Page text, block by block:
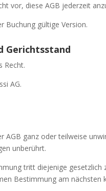
vor, diese AGB jederzeit
Buchung gültige Version.
Gerichtsstand
Recht.
AG.
AGB ganz oder teilweise
unberührt.
tritt diejenige gesetzlich
Bestimmung am nächsten